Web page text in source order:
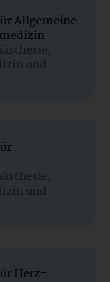
Allgemeine
und
und
Herz-